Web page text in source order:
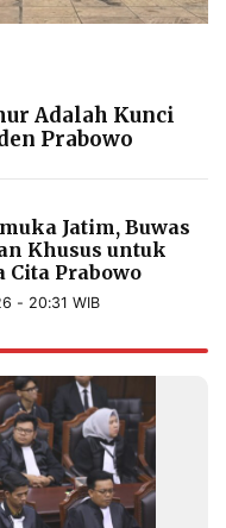
Adalah Kunci
Prabowo
Jatim, Buwas
Khusus untuk
Cita Prabowo
- 20:31 WIB